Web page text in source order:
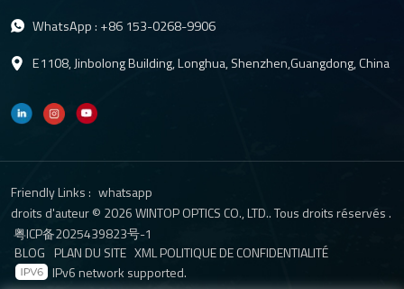
WhatsApp : +86 153-0268-9906
E1108, Jinbolong Building, Longhua, Shenzhen,Guangdong, China
Friendly Links : whatsapp
droits d'auteur © 2026 WINTOP OPTICS CO., LTD.. Tous droits réservés .
粤ICP备2025439823号-1
BLOG PLAN DU SITE XMLPOLITIQUE DE CONFIDENTIALITÉ
IPv6 network supported.